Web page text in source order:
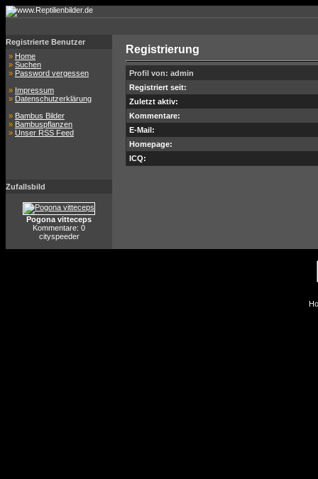
Registrierte Benutzer
» Home
» Suchen
» Password vergessen
» Impressum
» Datenschutzerklärung
» Bambus Bilder
» Bambuspflanzen
» Unser RSS Feed
Zufallsbild
Pogona vitteceps
Kommentare: 0
cityspeeder
Registrierung
Profil von: admin
Registriert seit:
Zuletzt aktiv:
Kommentare:
E-Mail:
Homepage:
ICQ: